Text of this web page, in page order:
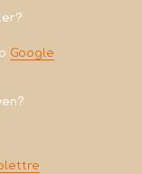
Google